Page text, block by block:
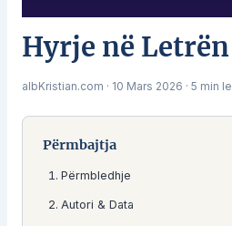
Hyrje në
albKristian.com · 10 Mars 2026 · 5 min
Përmbajtja
Përmbledhje
Autori & Data